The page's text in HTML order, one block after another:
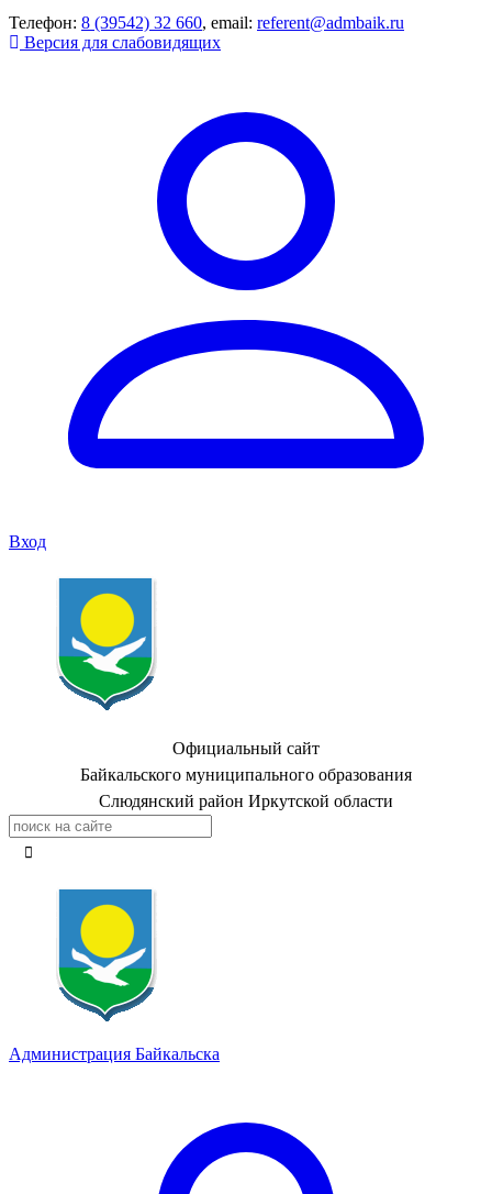
Телефон: 8 (39542) 32 660, email: referent@admbaik.ru
Версия для слабовидящих
Вход
Официальный сайт
Байкальского муниципального образования
Слюдянский район Иркутской области
Администрация Байкальска